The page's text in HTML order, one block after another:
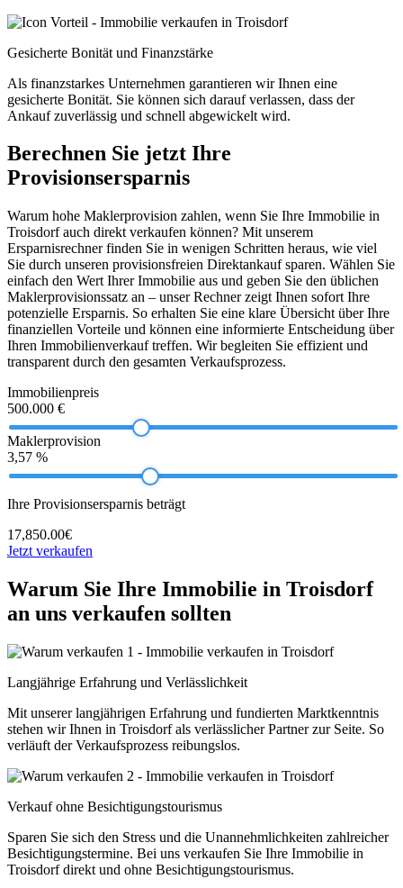
Gesicherte Bonität und Finanzstärke
Als finanzstarkes Unternehmen garantieren wir Ihnen eine
gesicherte Bonität. Sie können sich darauf verlassen, dass der
Ankauf zuverlässig und schnell abgewickelt wird.
Berechnen Sie jetzt Ihre
Provisionsersparnis
Warum hohe Maklerprovision zahlen, wenn Sie Ihre Immobilie in
Troisdorf auch direkt verkaufen können? Mit unserem
Ersparnisrechner finden Sie in wenigen Schritten heraus, wie viel
Sie durch unseren provisionsfreien Direktankauf sparen. Wählen Sie
einfach den Wert Ihrer Immobilie aus und geben Sie den üblichen
Maklerprovisionssatz an – unser Rechner zeigt Ihnen sofort Ihre
potenzielle Ersparnis. So erhalten Sie eine klare Übersicht über Ihre
finanziellen Vorteile und können eine informierte Entscheidung über
Ihren Immobilienverkauf treffen. Wir begleiten Sie effizient und
transparent durch den gesamten Verkaufsprozess.
Immobilienpreis
500.000 €
Maklerprovision
3,57 %
Ihre Provisionsersparnis beträgt
17,850.00€
Jetzt verkaufen
Warum Sie Ihre Immobilie in Troisdorf
an uns verkaufen sollten
Langjährige Erfahrung und Verlässlichkeit
Mit unserer langjährigen Erfahrung und fundierten Marktkenntnis
stehen wir Ihnen in Troisdorf als verlässlicher Partner zur Seite. So
verläuft der Verkaufsprozess reibungslos.
Verkauf ohne Besichtigungstourismus
Sparen Sie sich den Stress und die Unannehmlichkeiten zahlreicher
Besichtigungstermine. Bei uns verkaufen Sie Ihre Immobilie in
Troisdorf direkt und ohne Besichtigungstourismus.